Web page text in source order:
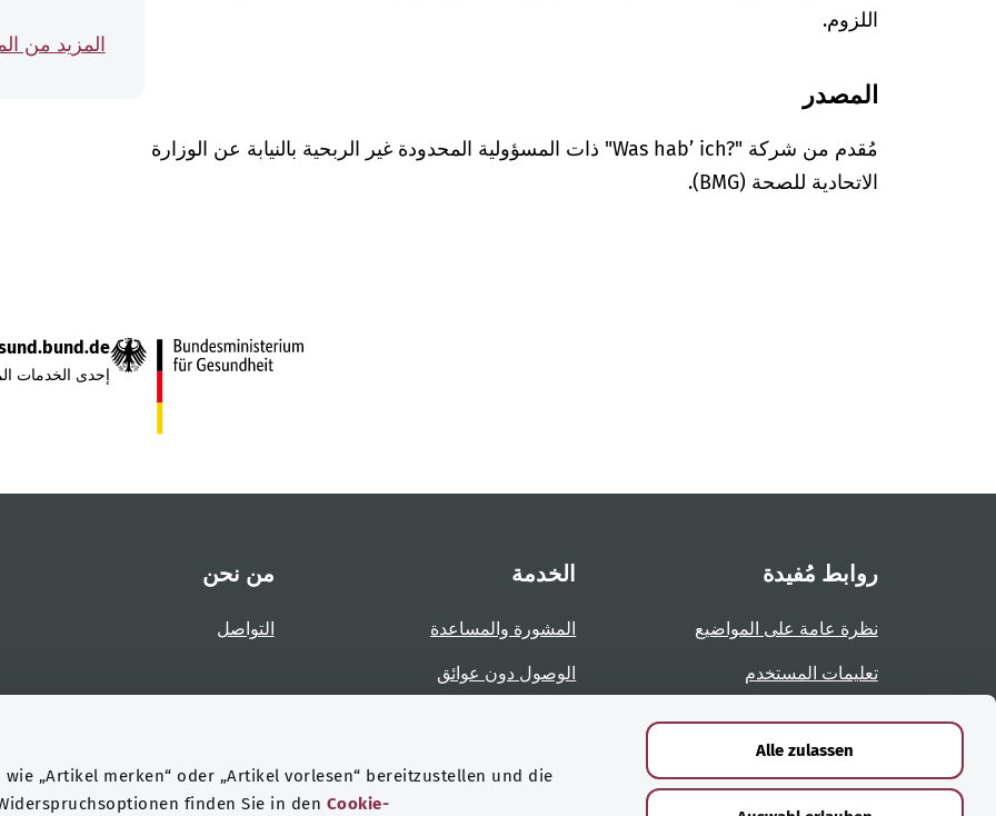
„Artikel merken“ oder „Artikel vorlesen“ bereitzustellen und die
finden Sie in den Cookie-
Alle zulassen
اللزوم.
المصدر
مُقدم من شركة "Was hab’ ich?‎" ذات المسؤولية المحدودة غير الربحية بالنيابة عن الوزارة
الاتحادية للصحة (BMG).
المزيد من
إحدى الخدمات
روابط مُفيدة
نظرة عامة على المواضيع
تعليمات المستخدم
نظرة عامة على الصفحات
الخدمة
المشورة والمساعدة
الوصول دون عوائق
من نحن
التواصل
الشهادات